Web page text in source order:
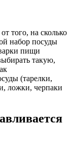
того, на сколько
набор посуды
пищи
такую,
(тарелки,
ложки, черпаки